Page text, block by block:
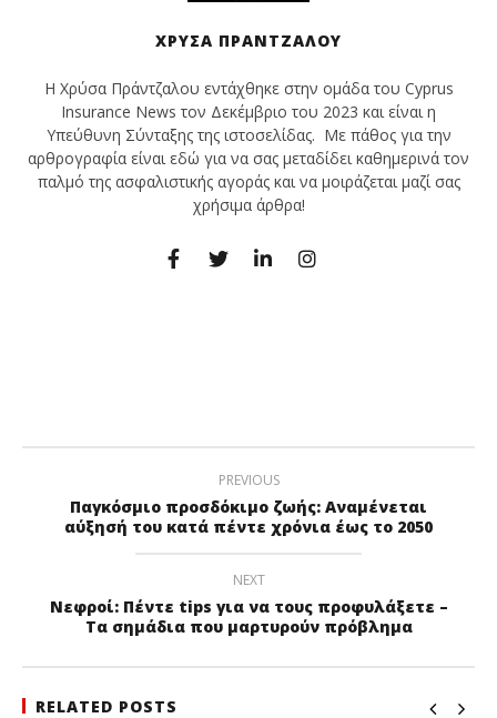
ΧΡΎΣΑ ΠΡΆΝΤΖΑΛΟΥ
Η Χρύσα Πράντζαλου εντάχθηκε στην ομάδα του Cyprus
Insurance News τον Δεκέμβριο του 2023 και είναι η
Υπεύθυνη Σύνταξης της ιστοσελίδας. Με πάθος για την
αρθρογραφία είναι εδώ για να σας μεταδίδει καθημερινά τον
παλμό της ασφαλιστικής αγοράς και να μοιράζεται μαζί σας
χρήσιμα άρθρα!
PREVIOUS
Παγκόσμιο προσδόκιμο ζωής: Aναμένεται
αύξησή του κατά πέντε χρόνια έως το 2050
NEXT
Νεφροί: Πέντε tips για να τους προφυλάξετε –
Τα σημάδια που μαρτυρούν πρόβλημα
RELATED POSTS